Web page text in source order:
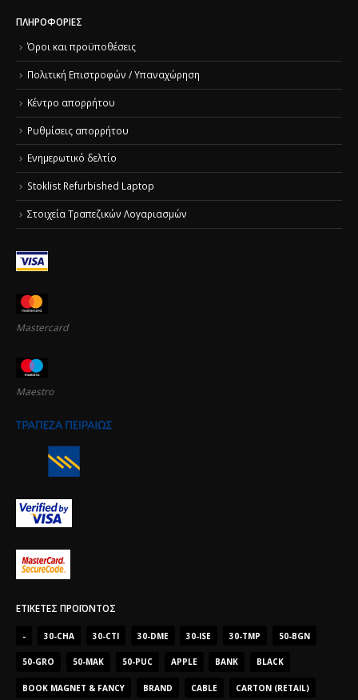
ΠΛΗΡΟΦΟΡΊΕΣ
Όροι και προϋποθέσεις
Πολιτική Επιστροφών / Υπαναχώρηση
Κέντρο απορρήτου
Ρυθμίσεις απορρήτου
Ενημερωτικό δελτίο
Stoklist Refurbished Laptop
Στοιχεία Τραπεζικών Λογαριασμών
Mastercard
Maestro
ΕΤΙΚΈΤΕΣ ΠΡΟΪΌΝΤΟΣ
- 30-CHA 30-CTI 30-DME 30-ISE 30-TMP 50-BGN
50-GRO 50-MAK 50-PUC APPLE BANK BLACK
BOOK MAGNET & FANCY BRAND CABLE CARTON (RETAIL)